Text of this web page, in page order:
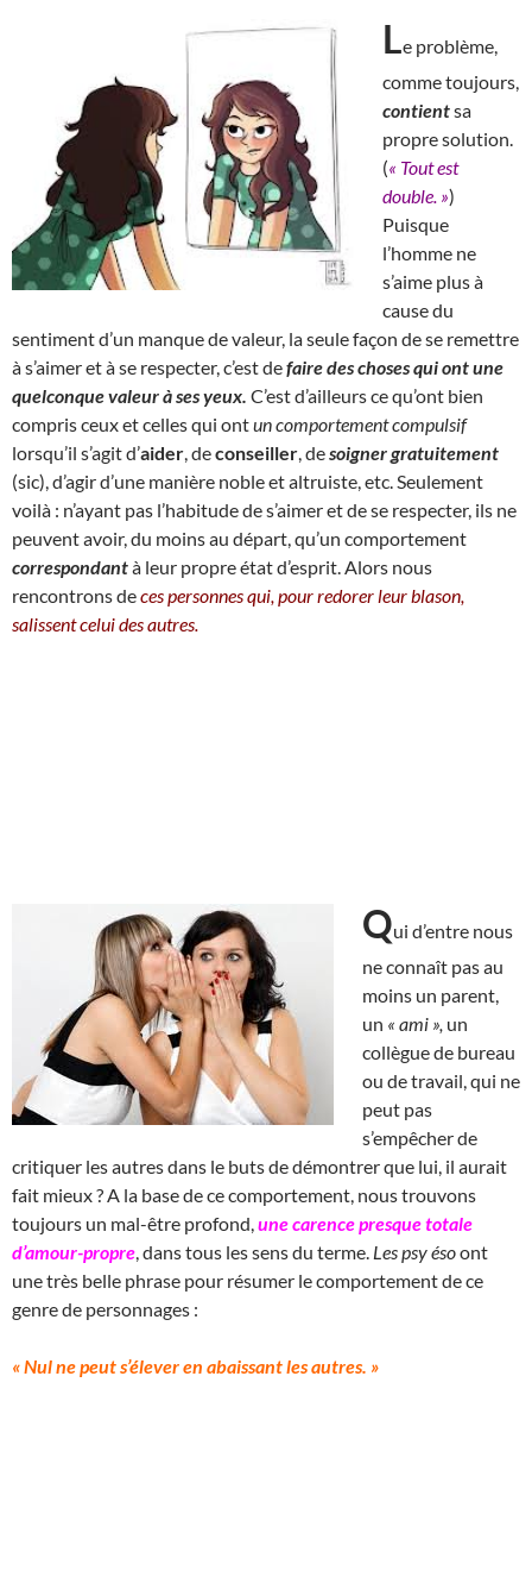
Le problème,
comme toujours,
contientsa
propre solution.
(« Tout est
double. »)
Puisque
l’homme ne
s’aime plus à
cause du
sentiment d’un manque de valeur, la seule façon de se remettre
à s’aimer et à se respecter, c’est defaire des choses qui ont une
quelconque valeur à ses yeux. C’est d’ailleurs ce qu’ont bien
compris ceux et celles qui ontun comportement compulsif
lorsqu’il s’agit d’aider , deconseiller , desoigner gratuitement
(sic), d’agir d’une manière noble et altruiste, etc. Seulement
voilà : n’ayant pas l’habitude de s’aimer et de se respecter, ils ne
peuvent avoir, du moins au départ, qu’un comportement
correspondantà leur propre état d’esprit. Alors nous
rencontrons deces personnes qui, pour redorer leur blason,
salissent celui des autres.
Qui d’entre nous
ne connaît pas au
moins un parent,
un « ami », un
collègue de bureau
ou de travail, qui ne
peut pas
s’empêcher de
critiquer les autres dans le buts de démontrer que lui, il aurait
fait mieux ? A la base de ce comportement, nous trouvons
toujours un mal-être profond, une carence presque totale
d’amour-propre , dans tous les sens du terme. Les psy ésoont
une très belle phrase pour résumer le comportement de ce
genre de personnages :
« Nul ne peut s’élever en abaissant les autres. »